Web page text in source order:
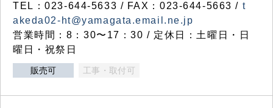
TEL：023-644-5633 / FAX：023-644-5663 / t
akeda02-ht@yamagata.email.ne.jp
営業時間：8：30〜17：30 / 定休日：土曜日・日
曜日・祝祭日
販売可 工事・取付可